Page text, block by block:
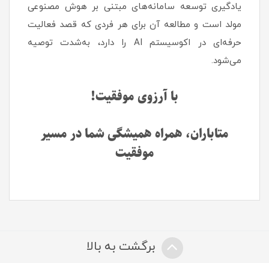
یادگیری توسعه سامانه‌های مبتنی بر هوش مصنوعی
مولد است و مطالعه آن برای هر فردی که قصد فعالیت
حرفه‌ای در اکوسیستم AI را دارد، به‌شدت توصیه
می‌شود.
با آرزوی موفقیت!
متاباران، همراه همیشگی شما در مسیر
موفقیت
برگشت به بالا